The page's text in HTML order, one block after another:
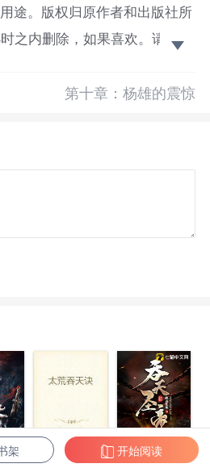
途。版权归原作者和出版社所
之内删除，如果喜欢。请支持
有国家的世界，称霸世界的是
现在世人面前，一般人根本不
一名少年打从出生，就有一本
缘巧合之下，打开了金色的书
第十章：杨雄的震惊
凌
太荒吞天诀
吞天圣帝
架 开始阅读